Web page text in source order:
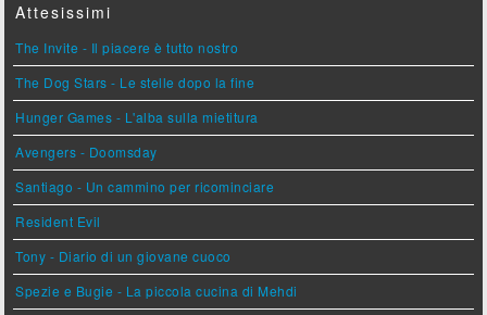
Attesissimi
The Invite - Il piacere è tutto nostro
The Dog Stars - Le stelle dopo la fine
Hunger Games - L'alba sulla mietitura
Avengers - Doomsday
Santiago - Un cammino per ricominciare
Resident Evil
Tony - Diario di un giovane cuoco
Spezie e Bugie - La piccola cucina di Mehdi